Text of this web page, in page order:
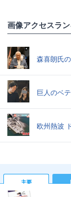
画像アクセスラ
森喜朗氏
巨人のベ
欧州熱波
主要